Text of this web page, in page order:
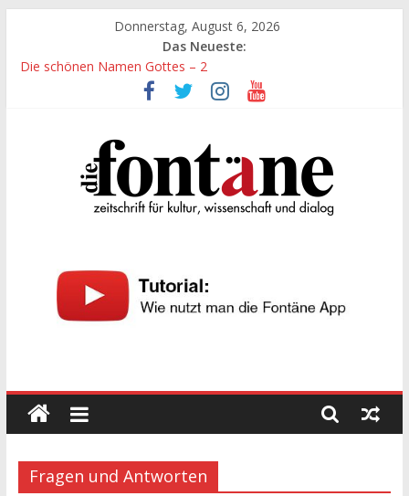
springen
Donnerstag, August 6, 2026
Das Neueste:
Die schönen Namen Gottes – 2
Werte, denen größte Sorgfalt entgegengebracht werden muss
Die schönen Namen Gottes
„Kind“ seiner Zeit sein
Die
Fontäne
kultur,
wissenschaft
und
dialog
Fragen und Antworten